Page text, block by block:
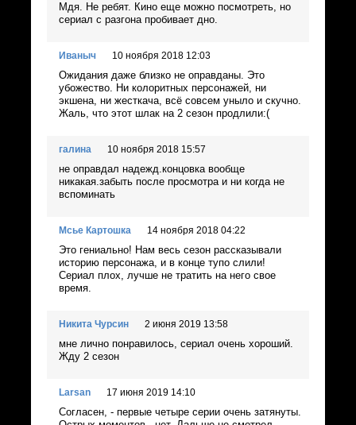
Мдя. Не ребят. Кино еще можно посмотреть, но
сериал с разгона пробивает дно.
Иваныч 10 ноября 2018 12:03
Ожидания даже близко не оправданы. Это
убожество. Ни колоритных персонажей, ни
экшена, ни жесткача, всё совсем уныло и скучно.
Жаль, что этот шлак на 2 сезон продлили:(
галина 10 ноября 2018 15:57
не оправдал надежд.концовка вообще
никакая.забыть после просмотра и ни когда не
вспоминать
Мсье Картошка 14 ноября 2018 04:22
Это гениально! Нам весь сезон рассказывали
историю персонажа, и в конце тупо слили!
Сериал плох, лучше не тратить на него свое
время.
Никита Чурсин 2 июня 2019 13:58
мне лично понравилось, сериал очень хороший.
Жду 2 сезон
Larsan 17 июня 2019 14:10
Согласен, - первые четыре серии очень затянуты.